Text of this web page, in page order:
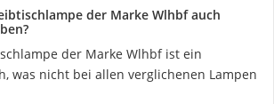
der Marke Wlhbf auch
der Marke Wlhbf ist ein
was nicht bei allen verglichenen Lampen